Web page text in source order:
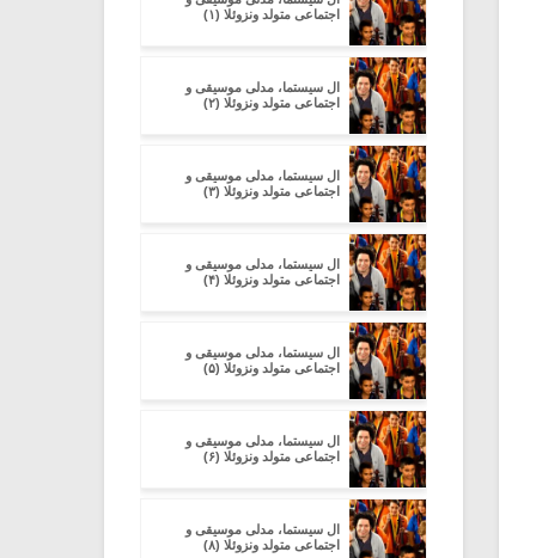
اجتماعی متولد ونزوئلا (۱)
ال سیستما، مدلی موسیقی و
اجتماعی متولد ونزوئلا (۲)
ال سیستما، مدلی موسیقی و
اجتماعی متولد ونزوئلا (۳)
ال سیستما، مدلی موسیقی و
اجتماعی متولد ونزوئلا (۴)
ال سیستما، مدلی موسیقی و
اجتماعی متولد ونزوئلا (۵)
ال سیستما، مدلی موسیقی و
اجتماعی متولد ونزوئلا (۶)
ال سیستما، مدلی موسیقی و
اجتماعی متولد ونزوئلا (۸)